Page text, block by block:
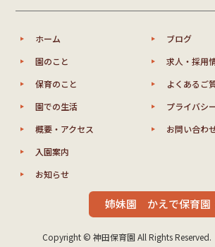
ホーム
園のこと
保育のこと
園での生活
概要・アクセス
入園案内
お知らせ
ブログ
求人・採用
よくあるご
プライバシ
お問い合わ
姉妹園 かえで保育園
Copyright © 神田保育園 All Rights Reserved.